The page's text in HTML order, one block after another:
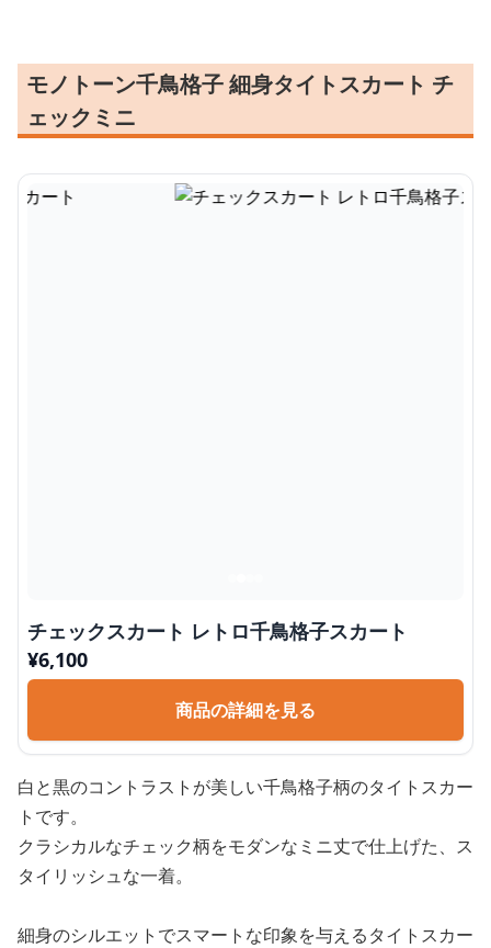
モノトーン千鳥格子 細身タイトスカート チ
ェックミニ
チェックスカート レトロ千鳥格子スカート
¥6,100
商品の詳細を見る
白と黒のコントラストが美しい千鳥格子柄のタイトスカー
トです。
クラシカルなチェック柄をモダンなミニ丈で仕上げた、ス
タイリッシュな一着。
細身のシルエットでスマートな印象を与えるタイトスカー